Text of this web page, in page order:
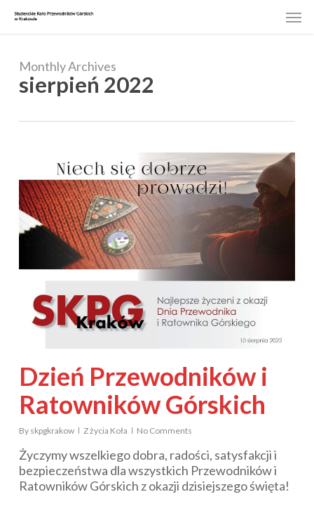
Monthly Archives
sierpień 2022
Dzień Przewodników i
Ratowników Górskich
By skpgkrakow Z życia Koła No Comments
Życzymy wszelkiego dobra, radości, satysfakcji i
bezpieczeństwa dla wszystkich Przewodników i
Ratowników Górskich z okazji dzisiejszego święta!